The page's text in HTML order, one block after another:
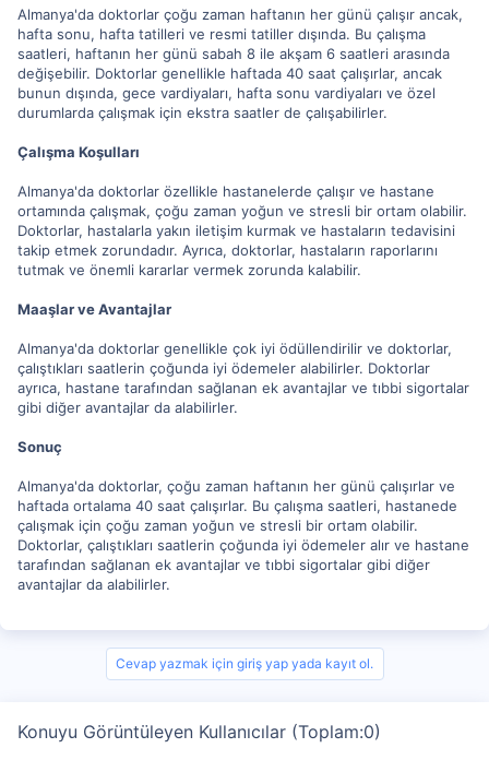
Almanya'da doktorlar çoğu zaman haftanın her günü çalışır ancak,
hafta sonu, hafta tatilleri ve resmi tatiller dışında. Bu çalışma
saatleri, haftanın her günü sabah 8 ile akşam 6 saatleri arasında
değişebilir. Doktorlar genellikle haftada 40 saat çalışırlar, ancak
bunun dışında, gece vardiyaları, hafta sonu vardiyaları ve özel
durumlarda çalışmak için ekstra saatler de çalışabilirler.
Çalışma Koşulları
Almanya'da doktorlar özellikle hastanelerde çalışır ve hastane
ortamında çalışmak, çoğu zaman yoğun ve stresli bir ortam olabilir.
Doktorlar, hastalarla yakın iletişim kurmak ve hastaların tedavisini
takip etmek zorundadır. Ayrıca, doktorlar, hastaların raporlarını
tutmak ve önemli kararlar vermek zorunda kalabilir.
Maaşlar ve Avantajlar
Almanya'da doktorlar genellikle çok iyi ödüllendirilir ve doktorlar,
çalıştıkları saatlerin çoğunda iyi ödemeler alabilirler. Doktorlar
ayrıca, hastane tarafından sağlanan ek avantajlar ve tıbbi sigortalar
gibi diğer avantajlar da alabilirler.
Sonuç
Almanya'da doktorlar, çoğu zaman haftanın her günü çalışırlar ve
haftada ortalama 40 saat çalışırlar. Bu çalışma saatleri, hastanede
çalışmak için çoğu zaman yoğun ve stresli bir ortam olabilir.
Doktorlar, çalıştıkları saatlerin çoğunda iyi ödemeler alır ve hastane
tarafından sağlanan ek avantajlar ve tıbbi sigortalar gibi diğer
avantajlar da alabilirler.
Cevap yazmak için giriş yap yada kayıt ol.
Konuyu Görüntüleyen Kullanıcılar (Toplam:0)